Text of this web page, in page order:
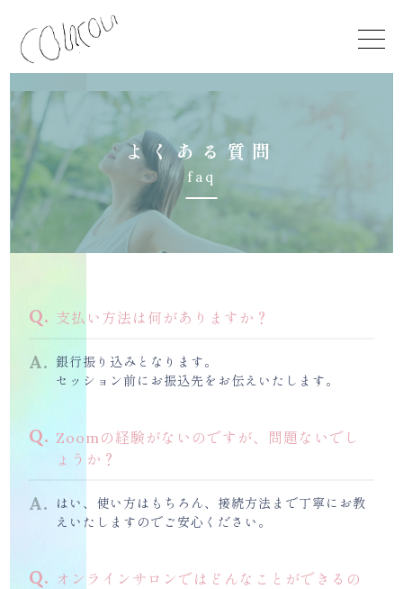
よくあ る 質 問
fa q
支払い方法は何がありますか？
銀行振り込みとなります。
セッション前にお振込先をお伝えいたします。
Zoomの経験がないのですが、問題ないでし
ょうか？
はい、使い方はもちろん、接続方法まで丁寧にお教
えいたしますのでご安心ください。
オンラインサロンではどんなことができるの